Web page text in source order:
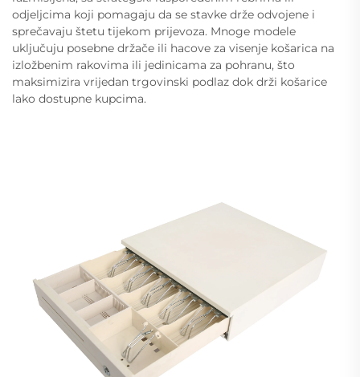
odjeljcima koji pomagaju da se stavke drže odvojene i
sprečavaju štetu tijekom prijevoza. Mnoge modele
uključuju posebne držače ili hacove za visenje košarica na
izložbenim rakovima ili jedinicama za pohranu, što
maksimizira vrijedan trgovinski podlaz dok drži košarice
lako dostupne kupcima.